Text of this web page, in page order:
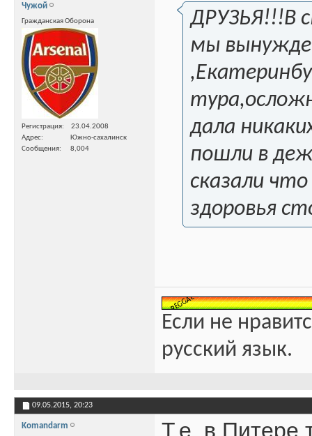
Чужой
Гражданская Оборона
Регистрация
23.04.2008
Адрес
Южно-сахалинск
Сообщения
8,004
ДРУЗЬЯ!!!В
мы
дала
пошли в
сказали
здоровья
Если не
русский язык.
09.05.2015, 20:23
Komandarm Т.е. в Питере